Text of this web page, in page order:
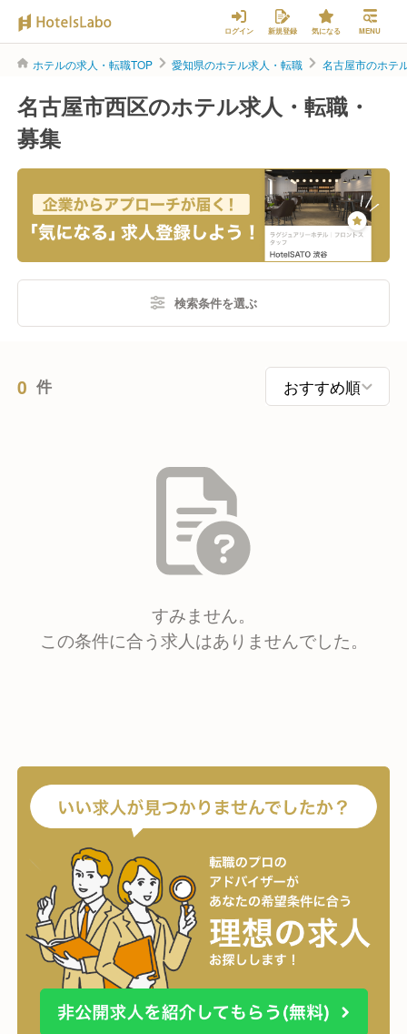
ログイン 新規登録 気になる MENU
ホテルの求人・転職TOP 愛知県のホテル求人・転職 名古屋市のホテ
名古屋市西区のホテル求人・転職・
募集
検索条件を選ぶ
0 件
すみません。
この条件に合う求人はありませんでした。